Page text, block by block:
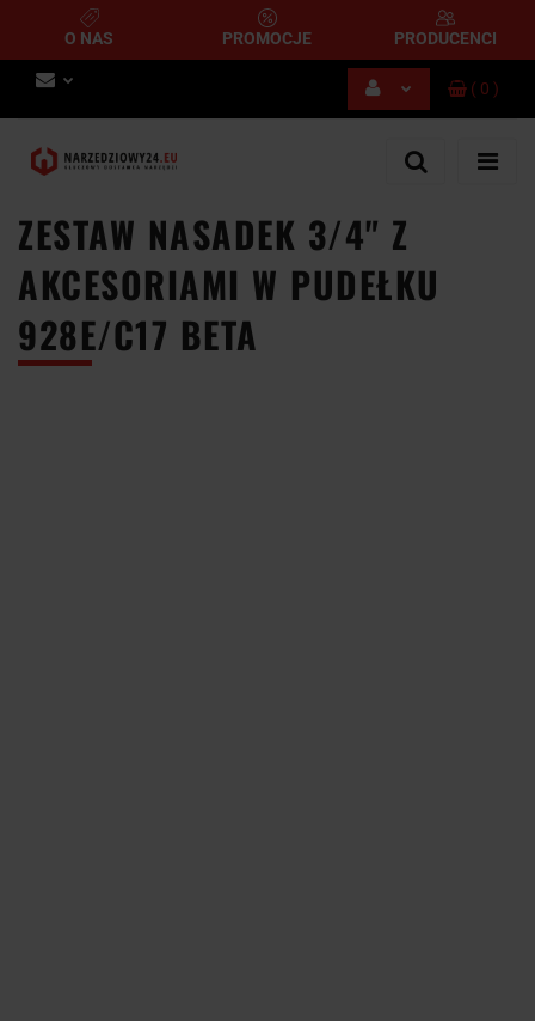
O NAS PROMOCJE PRODUCENCI
( 0 )
ZESTAW NASADEK 3/4" Z
AKCESORIAMI W PUDEŁKU
928E/C17 BETA